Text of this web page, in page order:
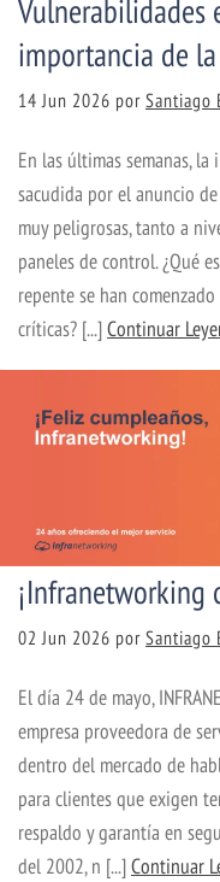
Vulnerabilidades
importancia de
14 Jun 2026 por Santiago
En las últimas semanas,
sacudida por el anuncio
muy peligrosas, tanto a
paneles de control. ¿Qué
repente se han
críticas? [...]Continuar
¡Infranetworking
02 Jun 2026 por Santiago
El día 24 de mayo,
empresa proveedora de
dentro del mercado de
para clientes que exigen
respaldo y garantía en
del 2002, n [...]Continuar